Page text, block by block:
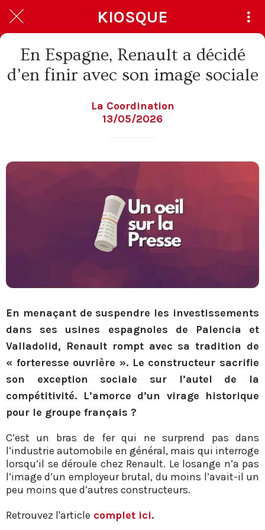
KIOSQUE
En Espagne, Renault a décidé
d’en finir avec son image sociale
La Coordination
13/05/2026
En menaçant de suspendre les investissements
dans ses usines espagnoles de Palencia et
Valladolid, Renault rompt avec sa tradition de
« forteresse ouvrière ». Le constructeur sacrifie
son exception sociale sur l’autel de la
compétitivité. L’amorce d’un virage historique
pour le groupe français ?
C’est un bras de fer qui ne surprend pas dans
l’industrie automobile en général, mais qui interroge
lorsqu’il se déroule chez Renault. Le losange n’a pas
l’image d’un employeur brutal, du moins l’avait-il un
peu moins que d’autres constructeurs.
Retrouvez l'article complet ici.